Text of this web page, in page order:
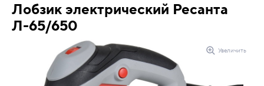
Лобзик электрический Ресанта
Л-65/650
Увеличить